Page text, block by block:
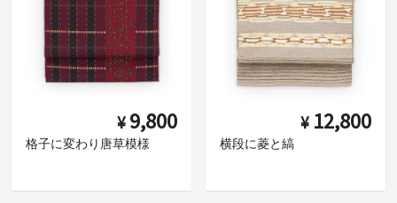
¥ 9,800
格子に変わり唐草模様
¥ 12,800
横段に菱と縞